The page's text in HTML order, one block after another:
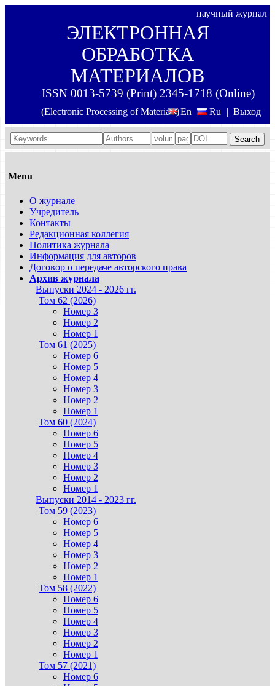
научный журнал
ЭЛЕКТРОННАЯ
ОБРАБОТКА
МАТЕРИАЛОВ
ISSN 0013-5739 (Print) 2345-1718 (Online)
(Electronic Processing of Materials) Выход
En Ru |
Search
Menu
О журнале
Учредитель
Контакты
Редакционная коллегия
Политика журнала
Информация для авторов
Договор о передаче авторского права
Архив журнала
Выпуски 2024 - 2026 гг.
Том 62 (2026)
Номер 3
Номер 2
Номер 1
Том 61 (2025)
Номер 6
Номер 5
Номер 4
Номер 3
Номер 2
Номер 1
Том 60 (2024)
Номер 6
Номер 5
Номер 4
Номер 3
Номер 2
Номер 1
Выпуски 2014 - 2023 гг.
Том 59 (2023)
Номер 6
Номер 5
Номер 4
Номер 3
Номер 2
Номер 1
Том 58 (2022)
Номер 6
Номер 5
Номер 4
Номер 3
Номер 2
Номер 1
Том 57 (2021)
Номер 6